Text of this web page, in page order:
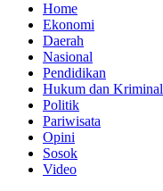
Home
Ekonomi
Daerah
Nasional
Pendidikan
Hukum dan Kriminal
Politik
Pariwisata
Opini
Sosok
Video